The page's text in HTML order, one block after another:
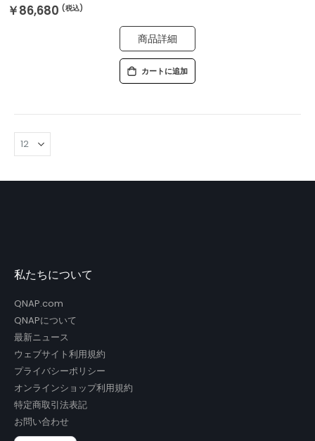
￥86,680
商品詳細
カートに追加
私たちについて
QNAP.com
QNAPについて
最新ニュース
ウェブサイト利用規約
プライバシーポリシー
オンラインショップ利用規約
特定商取引法表記
お問い合わせ